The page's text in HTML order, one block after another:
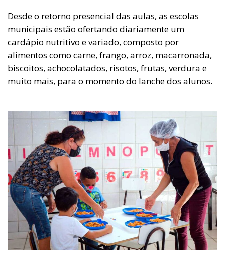
Desde o retorno presencial das aulas, as escolas
municipais estão ofertando diariamente um
cardápio nutritivo e variado, composto por
alimentos como carne, frango, arroz, macarronada,
biscoitos, achocolatados, risotos, frutas, verdura e
muito mais, para o momento do lanche dos alunos.